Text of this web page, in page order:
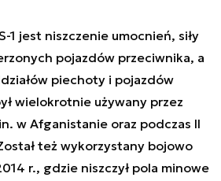
1 jest niszczenie umocnień, siły
pojazdów przeciwnika, a
piechoty i pojazdów
wielokrotnie używany przez
w Afganistanie oraz podczas II
też wykorzystany bojowo
r., gdzie niszczył pola minowe